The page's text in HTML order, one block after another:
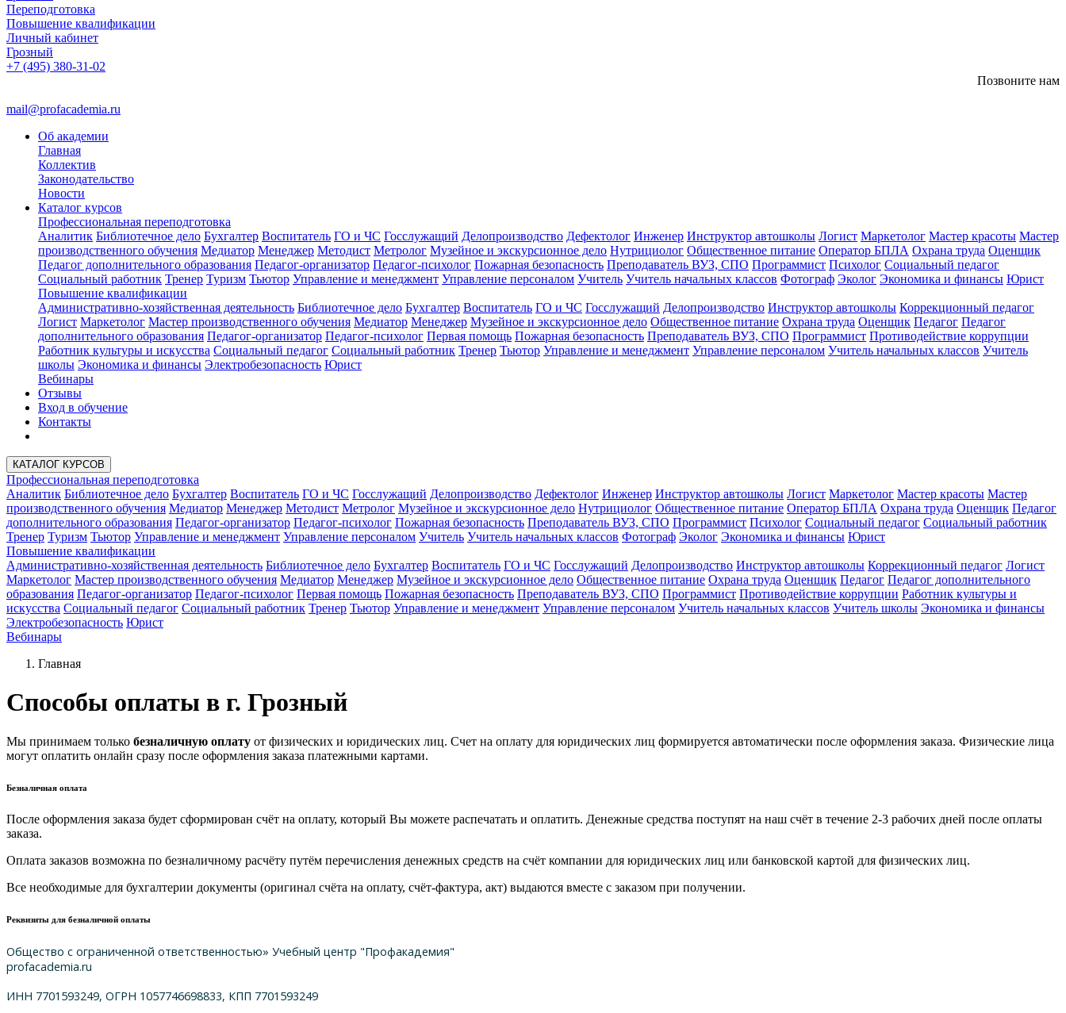
Переподготовка
Повышение квалификации
Личный кабинет
Грозный
+7 (495) 380-31-02
Позвоните нам
mail@profacademia.ru
Об академии
Главная
Коллектив
Законодательство
Новости
Каталог курсов
Профессиональная переподготовка
Аналитик Библиотечное дело Бухгалтер Воспитатель ГО и ЧС Госслужащий Делопроизводство Дефектолог Инженер Инструктор автошколы Логист Маркетолог Мастер красоты Мастер
производственного обучения Медиатор Менеджер Методист Метролог Музейное и экскурсионное дело Нутрициолог Общественное питание Оператор БПЛА Охрана труда Оценщик
Педагог дополнительного образования Педагог-организатор Педагог-психолог Пожарная безопасность Преподаватель ВУЗ, СПО Программист Психолог Социальный педагог
Социальный работник Тренер Туризм Тьютор Управление и менеджмент Управление персоналом Учитель Учитель начальных классов Фотограф Эколог Экономика и финансы Юрист
Повышение квалификации
Административно-хозяйственная деятельность Библиотечное дело Бухгалтер Воспитатель ГО и ЧС Госслужащий Делопроизводство Инструктор автошколы Коррекционный педагог
Логист Маркетолог Мастер производственного обучения Медиатор Менеджер Музейное и экскурсионное дело Общественное питание Охрана труда Оценщик Педагог Педагог
дополнительного образования Педагог-организатор Педагог-психолог Первая помощь Пожарная безопасность Преподаватель ВУЗ, СПО Программист Противодействие коррупции
Работник культуры и искусства Социальный педагог Социальный работник Тренер Тьютор Управление и менеджмент Управление персоналом Учитель начальных классов Учитель
школы Экономика и финансы Электробезопасность Юрист
Вебинары
Отзывы
Вход в обучение
Контакты
КАТАЛОГ КУРСОВ
Профессиональная переподготовка
Аналитик Библиотечное дело Бухгалтер Воспитатель ГО и ЧС Госслужащий Делопроизводство Дефектолог Инженер Инструктор автошколы Логист Маркетолог Мастер красоты Мастер
производственного обучения Медиатор Менеджер Методист Метролог Музейное и экскурсионное дело Нутрициолог Общественное питание Оператор БПЛА Охрана труда Оценщик Педагог
дополнительного образования Педагог-организатор Педагог-психолог Пожарная безопасность Преподаватель ВУЗ, СПО Программист Психолог Социальный педагог Социальный работник
Тренер Туризм Тьютор Управление и менеджмент Управление персоналом Учитель Учитель начальных классов Фотограф Эколог Экономика и финансы Юрист
Повышение квалификации
Административно-хозяйственная деятельность Библиотечное дело Бухгалтер Воспитатель ГО и ЧС Госслужащий Делопроизводство Инструктор автошколы Коррекционный педагог Логист
Маркетолог Мастер производственного обучения Медиатор Менеджер Музейное и экскурсионное дело Общественное питание Охрана труда Оценщик Педагог Педагог дополнительного
образования Педагог-организатор Педагог-психолог Первая помощь Пожарная безопасность Преподаватель ВУЗ, СПО Программист Противодействие коррупции Работник культуры и
искусства Социальный педагог Социальный работник Тренер Тьютор Управление и менеджмент Управление персоналом Учитель начальных классов Учитель школы Экономика и финансы
Электробезопасность Юрист
Вебинары
Главная
Способы оплаты в г. Грозный
Мы принимаем только безналичную оплату от физических и юридических лиц. Счет на оплату для юридических лиц формируется автоматически после оформления заказа. Физические лица
могут оплатить онлайн сразу после оформления заказа платежными картами.
Безналичная оплата
После оформления заказа будет сформирован счёт на оплату, который Вы можете распечатать и оплатить. Денежные средства поступят на наш счёт в течение 2-3 рабочих дней после оплаты
заказа.
Оплата заказов возможна по безналичному расчёту путём перечисления денежных средств на счёт компании для юридических лиц или банковской картой для физических лиц.
Все необходимые для бухгалтерии документы (оригинал счёта на оплату, счёт-фактура, акт) выдаются вместе с заказом при получении.
Реквизиты для безналичной оплаты
Общество с ограниченной ответственностью» Учебный центр "Профакадемия"
profacademia.ru
ИНН 7701593249, ОГРН 1057746698833, КПП 7701593249